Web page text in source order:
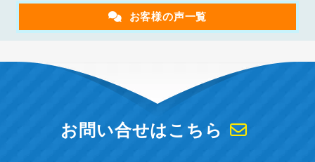
お客様の声一覧
お問い合せはこちら